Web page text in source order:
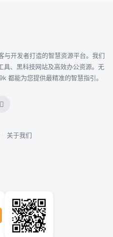
开发者打造的智慧资源平台。我们
具、黑科技网站及高效办公资源。无
都能为您提供最精准的智慧指引。
· 关于我们